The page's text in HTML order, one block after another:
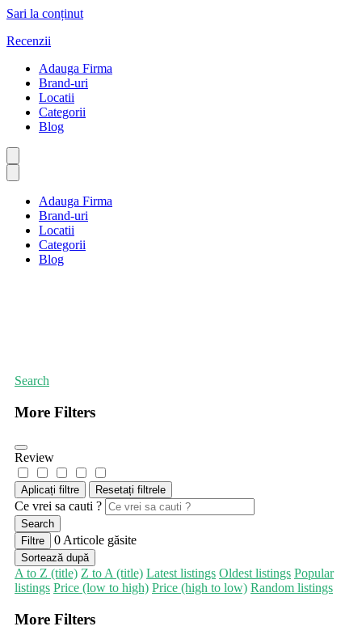
Sari la conținut
Recenzii
Adauga Firma
Brand-uri
Locatii
Categorii
Blog
Adauga Firma
Brand-uri
Locatii
Categorii
Blog
Search
More Filters
Review
Aplicați filtre Resetați filtrele
Ce vrei sa cauti ?
Search
Filtre
0 Articole găsite
Sortează după
A to Z (title) Z to A (title) Latest listings Oldest listings Popular
listings Price (low to high) Price (high to low) Random listings
More Filters